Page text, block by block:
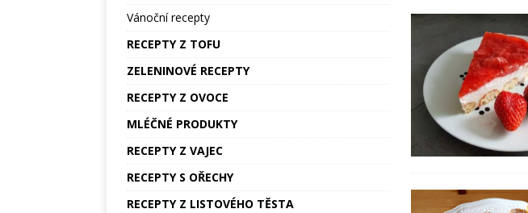
Vánoční recepty
RECEPTY Z TOFU
ZELENINOVÉ RECEPTY
RECEPTY Z OVOCE
MLÉČNÉ PRODUKTY
RECEPTY Z VAJEC
RECEPTY S OŘECHY
RECEPTY Z LISTOVÉHO TĚSTA